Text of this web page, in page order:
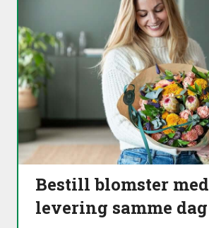
Bestill blomster med
levering samme dag